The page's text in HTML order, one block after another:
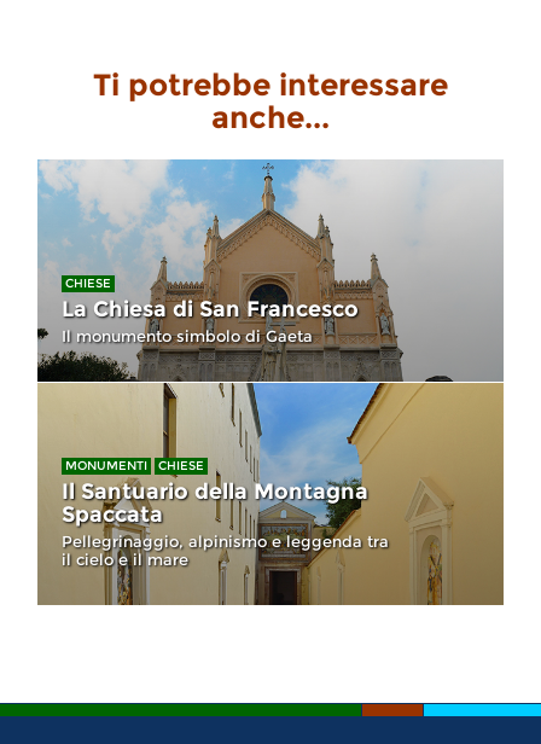
Ti potrebbe interessare
anche...
CHIESE
La Chiesa di San Francesco
Il monumento simbolo di Gaeta
MONUMENTI CHIESE
Il Santuario della Montagna
Spaccata
Pellegrinaggio, alpinismo e leggenda tra
il cielo e il mare